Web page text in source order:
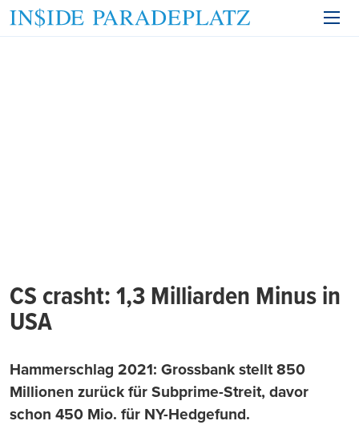
CS crasht: 1,3 Milliarden Minus in
USA
Hammerschlag 2021: Grossbank stellt 850
Millionen zurück für Subprime-Streit, davor
schon 450 Mio. für NY-Hedgefund.